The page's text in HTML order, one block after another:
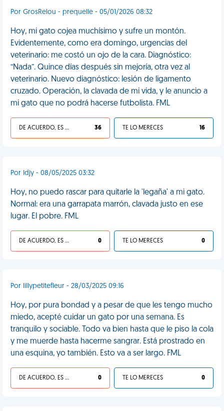
Por GrosRelou - prequelle - 05/01/2026 08:32
Hoy, mi gato cojea muchísimo y sufre un montón.
Evidentemente, como era domingo, urgencias del
veterinario: me costó un ojo de la cara. Diagnóstico:
“Nada”. Quince días después sin mejoría, otra vez al
veterinario. Nuevo diagnóstico: lesión de ligamento
cruzado. Operación, la clavada de mi vida, y le anuncio a
mi gato que no podrá hacerse futbolista. FML
DE ACUERDO, ES UNA VIDA HP 36 TE LO MERECES 16
Por Idjy - 08/05/2025 03:32
Hoy, no puedo rascar para quitarle la 'legaña' a mi gato.
Normal: era una garrapata marrón, clavada justo en ese
lugar. El pobre. FML
DE ACUERDO, ES UNA VIDA HP 0 TE LO MERECES 0
Por lillypetitefleur - 28/03/2025 09:16
Hoy, por pura bondad y a pesar de que les tengo mucho
miedo, acepté cuidar un gato por una semana. Es
tranquilo y sociable. Todo va bien hasta que le piso la cola
y me muerde hasta hacerme sangrar. Está prostrado en
una esquina, yo también. Esto va a ser largo. FML
DE ACUERDO, ES UNA VIDA HP 0 TE LO MERECES 0